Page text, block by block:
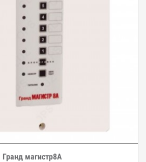
Гранд магистр8A